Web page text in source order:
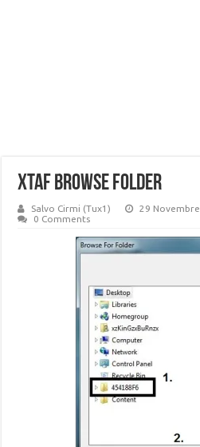
XTAF browse folder
Salvo Cirmi (Tux1)
29
0 Comments